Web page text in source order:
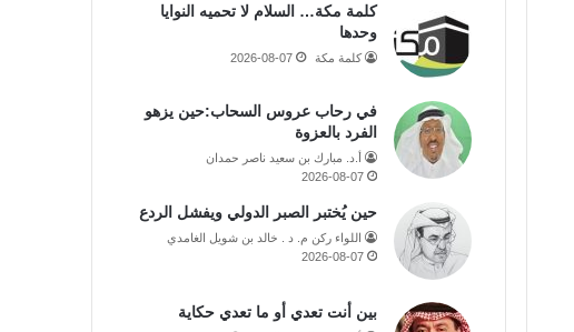
كلمة مكة… السلام لا تحميه النوايا
وحدها
كلمة مكة 2026-08-07
في رحاب عروس السحاب:حين يزهو
الفرد بالعزوة
أ.د. مبارك بن سعيد ناصر حمدان
2026-08-07
حين يُختبر الصبر الدولي ويفشل الردع
اللواء ركن م. د . خالد بن شويل الغامدي
2026-08-07
بين أنت تعدي أو ما تعدي حكاية